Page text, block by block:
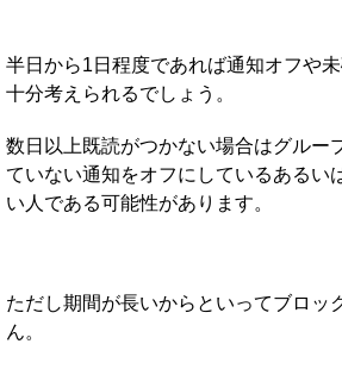
半日から1日程度であれば通知オフや
十分考えられるでしょう。
数日以上既読がつかない場合はグルー
ていない通知をオフにしているあるい
い人である可能性があります。
ただし期間が長いからといってブロッ
ん。